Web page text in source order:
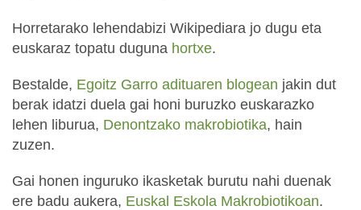
Horretarako lehendabizi Wikipediara jo dugu eta
euskaraz topatu duguna hortxe.
Bestalde, Egoitz Garro adituaren blogean jakin dut
berak idatzi duela gai honi buruzko euskarazko
lehen liburua, Denontzako makrobiotika, hain
zuzen.
Gai honen inguruko ikasketak burutu nahi duenak
ere badu aukera, Euskal Eskola Makrobiotikoan.